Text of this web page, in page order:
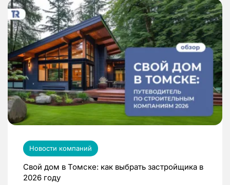
Новости компаний
Свой дом в Томске: как выбрать застройщика в
2026 году